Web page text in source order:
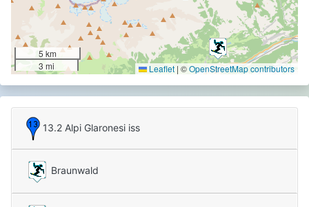
5 km
3 mi
Leaflet | ©OpenStreetMap contributors
13.2 Alpi Glaronesi iss
Braunwald